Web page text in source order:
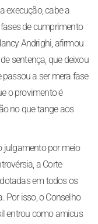
execução, cabe a
de cumprimento
Andrighi, afirmou
sentença, que deixou
a ser mera fase
o provimento é
no que tange aos
julgamento por meio
a Corte
em todos os
Por isso, o Conselho
entrou como amicus